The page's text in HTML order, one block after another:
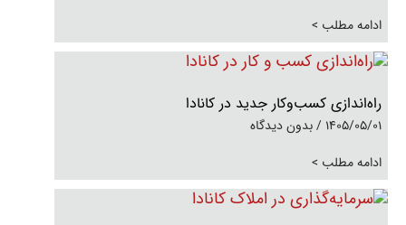
ادامه مطلب >
راه‌اندازی کسب‌وکار جدید در کانادا
1405/05/01
بدون دیدگاه
ادامه مطلب >